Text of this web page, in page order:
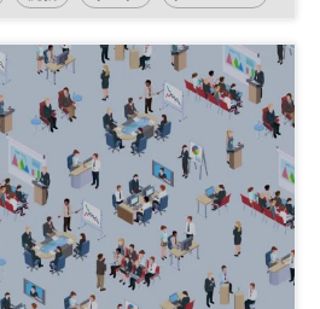
売掛金 債権回収
カントリーリスク